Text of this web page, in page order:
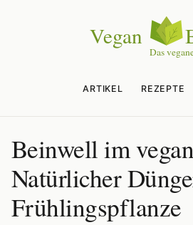
ARTIKEL REZEPTE
Beinwell im
Natürlicher
Frühlingspflanze